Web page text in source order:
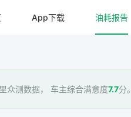
App下载 油耗报告
众测数据， 车主综合满意度7.7分。